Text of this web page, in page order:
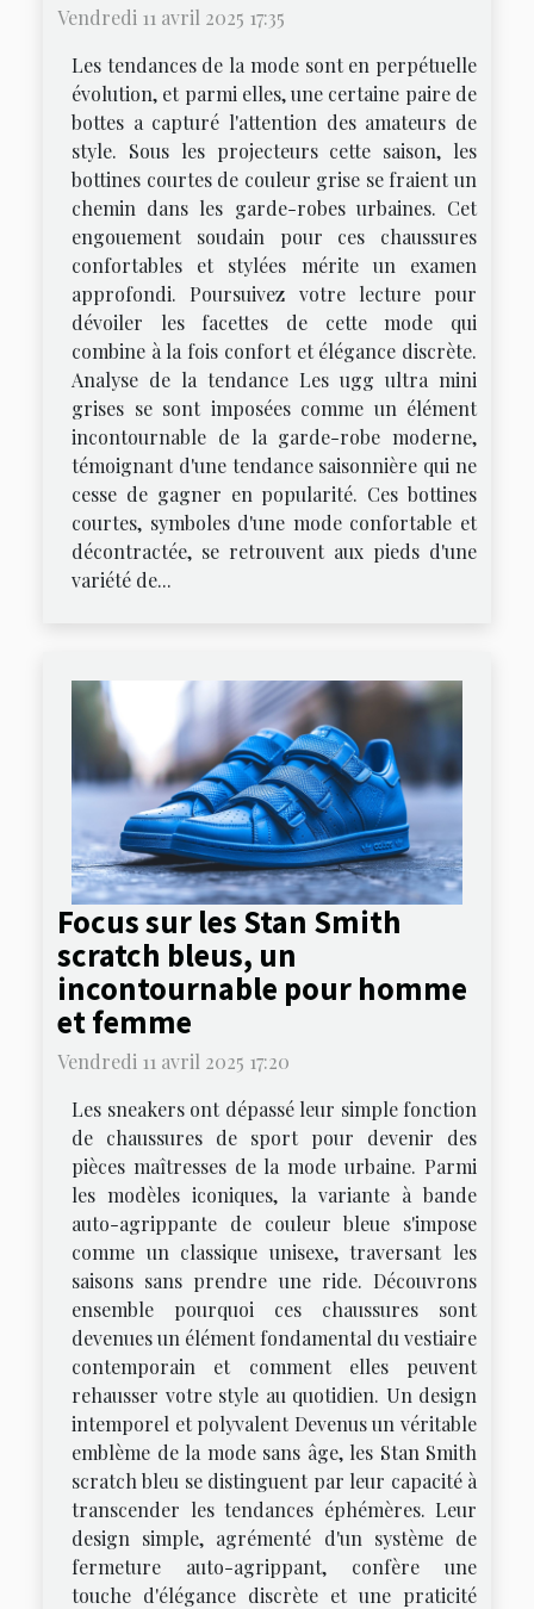
Vendredi 11 avril 2025 17:35
Les tendances de la mode sont en perpétuelle
évolution, et parmi elles, une certaine paire de
bottes a capturé l'attention des amateurs de
style. Sous les projecteurs cette saison, les
bottines courtes de couleur grise se fraient un
chemin dans les garde-robes urbaines. Cet
engouement soudain pour ces chaussures
confortables et stylées mérite un examen
approfondi. Poursuivez votre lecture pour
dévoiler les facettes de cette mode qui
combine à la fois confort et élégance discrète.
Analyse de la tendance Les ugg ultra mini
grises se sont imposées comme un élément
incontournable de la garde-robe moderne,
témoignant d'une tendance saisonnière qui ne
cesse de gagner en popularité. Ces bottines
courtes, symboles d'une mode confortable et
décontractée, se retrouvent aux pieds d'une
variété de...
Focus sur les Stan Smith
scratch bleus, un
incontournable pour homme
et femme
Vendredi 11 avril 2025 17:20
Les sneakers ont dépassé leur simple fonction
de chaussures de sport pour devenir des
pièces maîtresses de la mode urbaine. Parmi
les modèles iconiques, la variante à bande
auto-agrippante de couleur bleue s'impose
comme un classique unisexe, traversant les
saisons sans prendre une ride. Découvrons
ensemble pourquoi ces chaussures sont
devenues un élément fondamental du vestiaire
contemporain et comment elles peuvent
rehausser votre style au quotidien. Un design
intemporel et polyvalent Devenus un véritable
emblème de la mode sans âge, les Stan Smith
scratch bleu se distinguent par leur capacité à
transcender les tendances éphémères. Leur
design simple, agrémenté d'un système de
fermeture auto-agrippant, confère une
touche d'élégance discrète et une praticité